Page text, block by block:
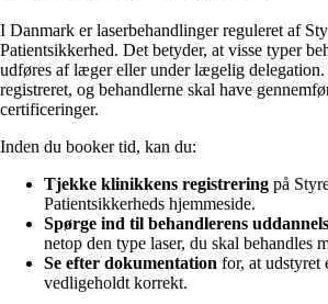
I Danmark er laserbehandlinger reguleret af
Patientsikkerhed. Det betyder, at visse typer
udføres af læger eller under lægelig
registreret, og behandlerne skal have
certificeringer.
Inden du booker tid, kan du:
Tjekke klinikkens registrering på
Patientsikkerheds hjemmeside.
Spørge ind til behandlerens
netop den type laser, du skal behandles
Se efter dokumentation for, at
vedligeholdt korrekt.